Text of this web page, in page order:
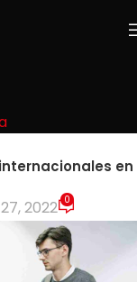
en
2022 0